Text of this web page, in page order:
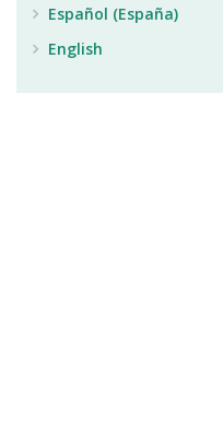
Español (España)
English